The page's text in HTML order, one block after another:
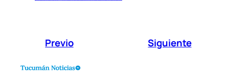
Previo Siguiente